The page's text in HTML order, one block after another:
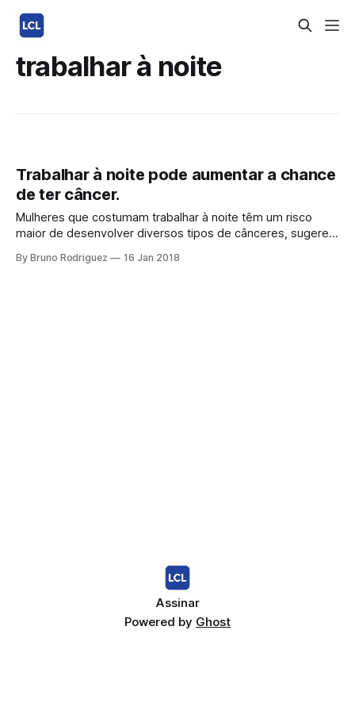
trabalhar à noite
Trabalhar à noite pode aumentar a chance
de ter câncer.
Mulheres que costumam trabalhar à noite têm um risco
maior de desenvolver diversos tipos de cânceres, sugere
de problemas de saúde, tais como doença cardíaca a
By Bruno Rodriguez 16 Jan 2018
Assinar
Powered by Ghost